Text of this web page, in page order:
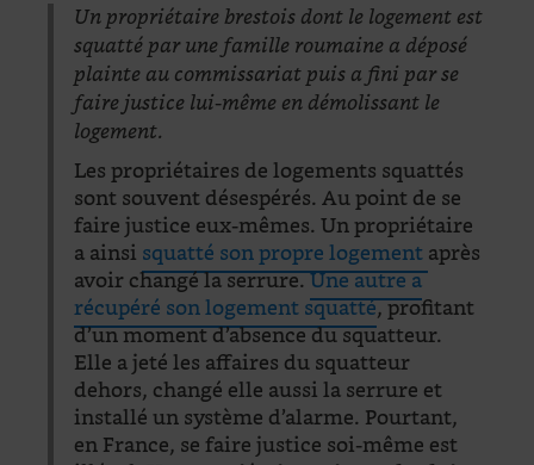
Un propriétaire brestois dont le logement est
squatté par une famille roumaine a déposé
plainte au commissariat puis a fini par se
faire justice lui-même en démolissant le
logement.
Les propriétaires de logements squattés
sont souvent désespérés. Au point de se
faire justice eux-mêmes. Un propriétaire
a ainsi squatté son propre logementaprès
avoir changé la serrure.Une autre a
récupéré son logement squatté, profitant
d’un moment d’absence du squatteur.
Elle a jeté les affaires du squatteur
dehors, changé elle aussi la serrure et
installé un système d’alarme. Pourtant,
en France, se faire justice soi-même est